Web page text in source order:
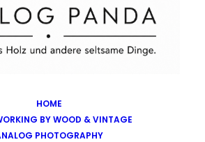
HOME
BY WOOD & VINTAGE
PHOTOGRAPHY